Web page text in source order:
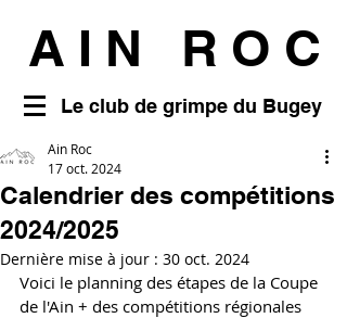
AIN ROC
Le club de grimpe du Bugey
Calendrier des compétitions
2024/2025
Ain Roc
17 oct. 2024
Dernière mise à jour : 30 oct. 2024
Voici le planning des étapes de la Coupe
de l'Ain + des compétitions régionales